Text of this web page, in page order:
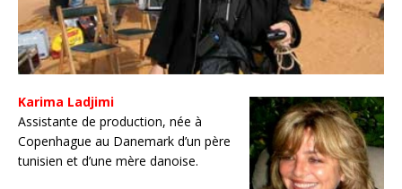
Karima Ladjimi
Assistante de production, née à
Copenhague au Danemark d’un père
tunisien et d’une mère danoise.